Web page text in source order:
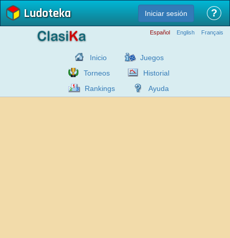
Ludoteka Iniciar sesión ?
Español English Français
Inicio
Juegos
Torneos
Historial
Rankings
Ayuda